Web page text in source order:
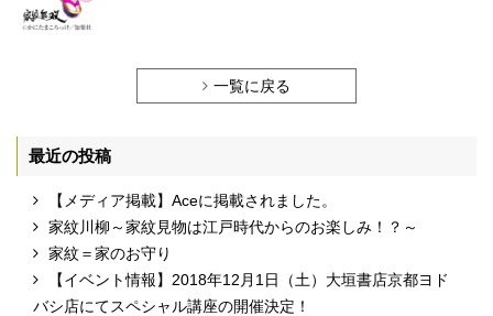
一覧に戻る
最近の投稿
【メディア掲載】Aceに掲載されました。
家紋川柳～家紋見物は江戸時代からのお楽しみ！？～
家紋＝家のお守り
【イベント情報】2018年12月1日（土）大垣書店京都ヨド
バシ店にてスペシャル講座の開催決定！